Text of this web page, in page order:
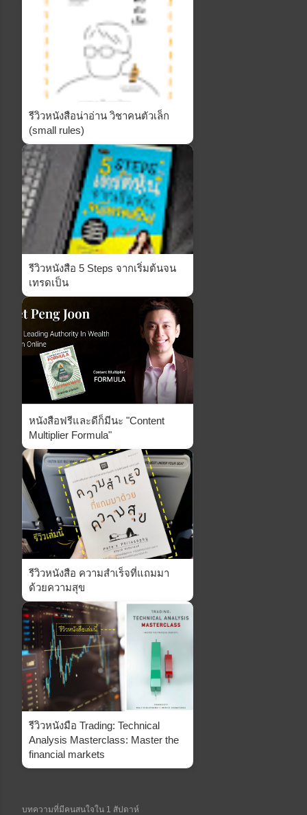
รีวิวหนังสือน่าอ่าน วิชาคนตัวเล็ก
(small rules)
รีวิวหนังสือ 5 Steps จากเริ่มต้นจน
เทรดเป็น
หนังสือฟรีและดีก็มีนะ "Content
Multiplier Formula"
รีวิวหนังสือ ความสำเร็จที่แถมมา
ด้วยความสุข
รีวิวหนังมือ Trading: Technical
Analysis Masterclass: Master the
financial markets
บทความที่มีคนสนใจใน 1 สัปดาห์